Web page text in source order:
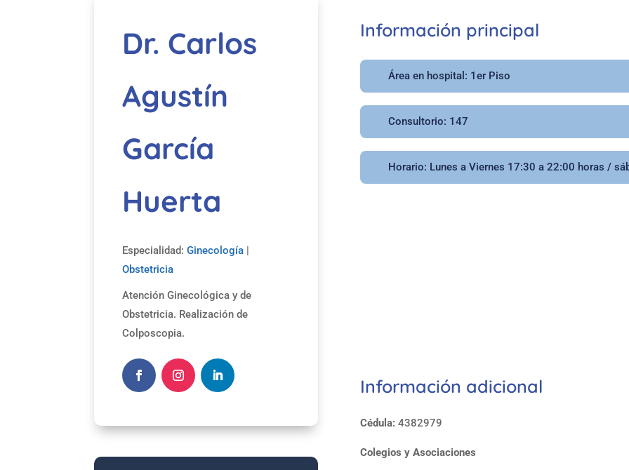
Dr. Carlos
Agustín
García
Huerta
Especialidad:Ginecología |
Obstetricia
Atención Ginecológica y de
Obstetricia. Realización de
Colposcopia.
Información principal
Área en hospital: 1er Piso
Consultorio: 147
Horario: Lunes a Viernes 17:30 a 22:00 horas /
Información adicional
Cédula:4382979
Colegios y Asociaciones